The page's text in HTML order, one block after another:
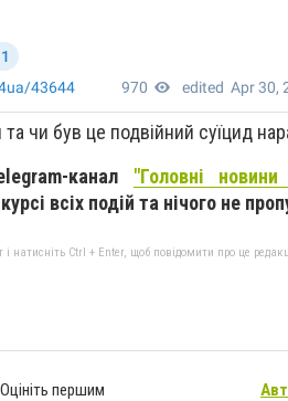
чи був це подвійний суїцид
канал "Головні
всіх подій та нічого не
натисніть Ctrl + Enter, щоб повідомити про це
Оцініть першим